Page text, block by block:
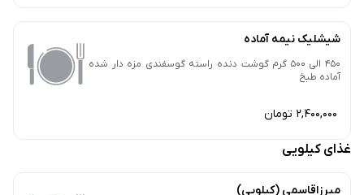
شیشلیک نیمه آماده
450 الی 500 گرم گوشت دنده راسته گوسفندی مزه دار شده
آماده طبخ
2,400,000 تومان
غذای کیلویی
میرزاقاسمی (کیلویی)